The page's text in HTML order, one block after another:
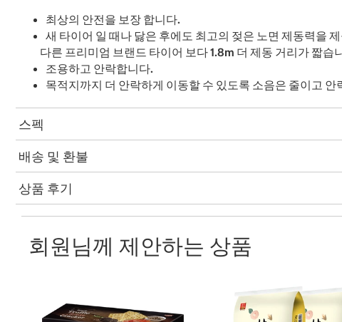
최상의 안전을 보장 합니다.
새 타이어 일 때나 닳은 후에도 최고의 젖은 노면 제동력을
다른 프리미엄 브랜드 타이어 보다 1.8m 더 제동 거리가 짧습
조용하고 안락합니다.
목적지까지 더 안락하게 이동할 수 있도록 소음은 줄이고 안
스펙
배송 및 환불
상품 후기
회원님께 제안하는 상품